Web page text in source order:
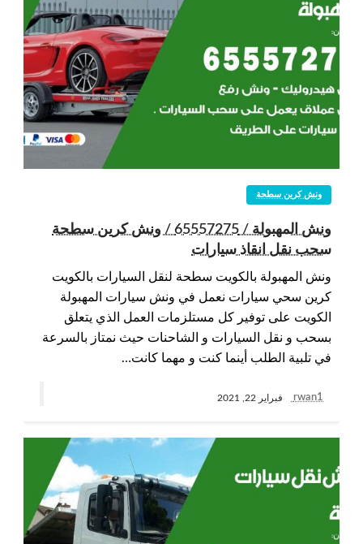
ونش كرين سطحة
ونش المهبولة / 65557275 / ونش كرين سطحة
سحب نقل انقاذ سيارات
ونش المهبولة بالكويت سطحة لنقل السيارات بالكويت
كرين سحي سيارات نعمل في ونش سيارات المهبولة
الكويت على توفير كل مستلزمات العمل الذي يتعلق
بسحب و نقل السيارات و الشاحنات حيث نمتاز بالسرعة
في تلبية الطلب أينما كنت و مهما كانت…
rwan1 فبراير 22, 2021